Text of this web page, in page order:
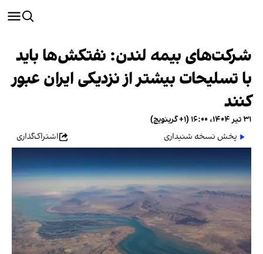
شرکت‌های بیمه لندن: نفتکش‌ها باید
با تسلیحات بیشتر از نزدیکی ایران عبور
کنند
۳۱ تیر ۱۴۰۴، ۱۶:۰۰ (‎+۱ گرینویچ)
پخش نسخه شنیداری
اشتراک‌گذاری